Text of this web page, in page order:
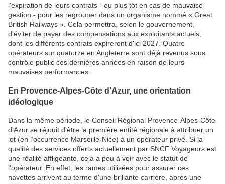
l'expiration de leurs contrats - ou plus tôt en cas de mauvaise
gestion - pour les regrouper dans un organisme nommé « Great
British Railways ». Cela permettra, selon le gouvernement,
d'éviter de payer des compensations aux exploitants actuels,
dont les différents contrats expireront d'ici 2027. Quatre
opérateurs sur quatorze en Angleterre sont déjà revenus sous
contrôle public ces dernières années en raison de leurs
mauvaises performances.
En Provence-Alpes-Côte d'Azur, une orientation
idéologique
Dans la même période, le Conseil Régional Provence-Alpes-Côte
d'Azur se réjouit d'être la première entité régionale à attribuer un
lot (en l’occurrence Marseille-Nice) à un opérateur privé. Si la
qualité des services offerts actuellement par SNCF Voyageurs est
une réalité affligeante, cela a peu à voir avec le statut de
l'opérateur. En effet, les rames utilisées pour assurer ces
navettes arrivent au terme d'une brillante carrière, après une